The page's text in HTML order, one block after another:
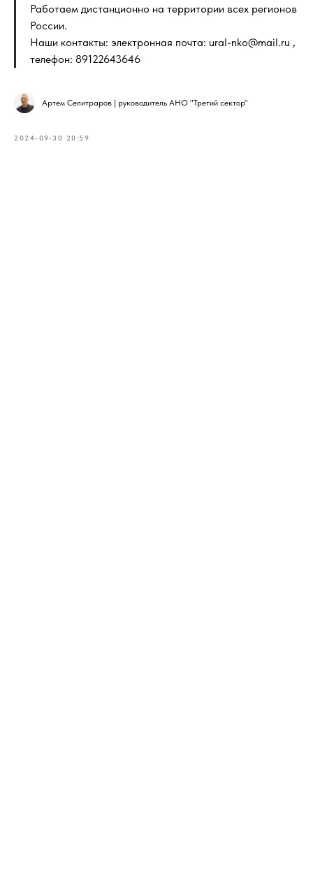
Работаем дистанционно на территории всех регионов
России.
Наши контакты: электронная почта: ural-nko@mail.ru ,
телефон: 89122643646
Артем Селитраров | руководитель АНО "Третий сектор"
2024-09-30 20:59